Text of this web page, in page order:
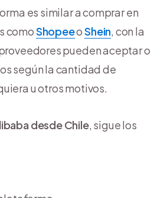
es similar a comprar en
comoShopeeoShein , con la
pueden aceptar o
según la cantidad de
u otros motivos.
desde Chile, sigue los